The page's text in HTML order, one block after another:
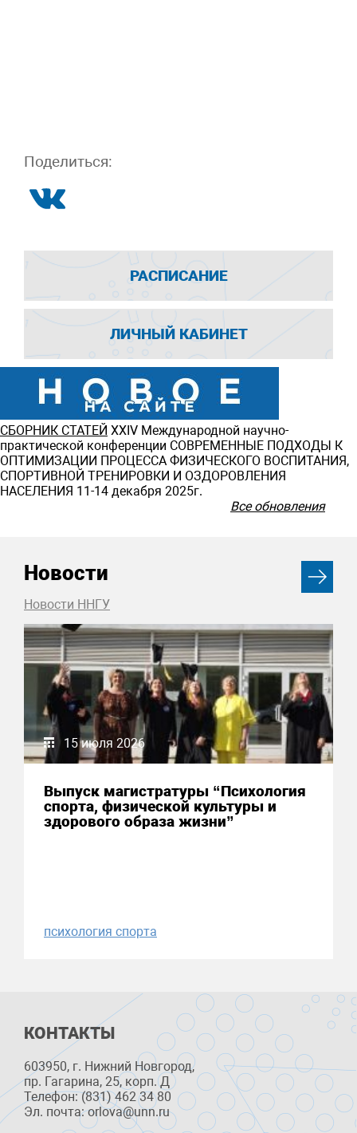
Поделиться:
РАСПИСАНИЕ
ЛИЧНЫЙ КАБИНЕТ
СБОРНИК СТАТЕЙ ХXIV Международной научно-
практической конференции СОВРЕМЕННЫЕ ПОДХОДЫ К
ОПТИМИЗАЦИИ ПРОЦЕССА ФИЗИЧЕСКОГО ВОСПИТАНИЯ,
СПОРТИВНОЙ ТРЕНИРОВКИ И ОЗДОРОВЛЕНИЯ
НАСЕЛЕНИЯ 11-14 декабря 2025г.
Все обновления
Новости
Новости ННГУ
15 июля 2026
Выпуск магистратуры “Психология
спорта, физической культуры и
здорового образа жизни”
психология спорта
КОНТАКТЫ
603950, г. Нижний Новгород,
пр. Гагарина, 25, корп. Д
Телефон: (831) 462 34 80
Эл. почта: orlova@unn.ru